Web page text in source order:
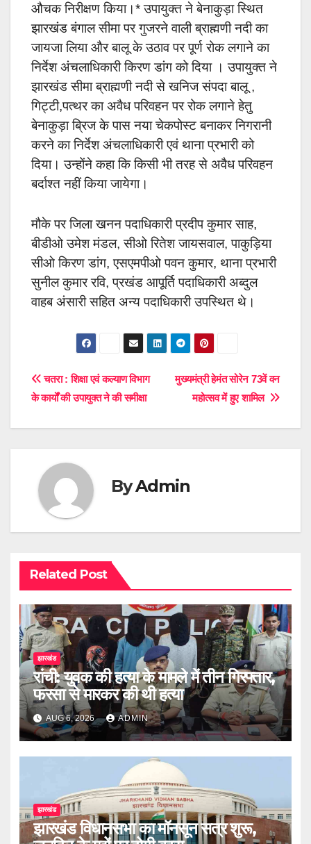
औचक निरीक्षण किया।* उपायुक्त ने बेनाकुड़ा स्थित
झारखंड बंगाल सीमा पर गुजरने वाली ब्राह्मणी नदी का
जायजा लिया और बालू के उठाव पर पूर्ण रोक लगाने का
निर्देश अंचलाधिकारी किरण डांग को दिया । उपायुक्त ने
झारखंड सीमा ब्राह्मणी नदी से खनिज संपदा बालू ,
गिट्टी,पत्थर का अवैध परिवहन पर रोक लगाने हेतु
बेनाकुड़ा ब्रिज के पास नया चेकपोस्ट बनाकर निगरानी
करने का निर्देश अंचलाधिकारी एवं थाना प्रभारी को
दिया। उन्होंने कहा कि किसी भी तरह से अवैध परिवहन
बर्दाश्त नहीं किया जायेगा।
मौके पर जिला खनन पदाधिकारी प्रदीप कुमार साह,
बीडीओ उमेश मंडल, सीओ रितेश जायसवाल, पाकुड़िया
सीओ किरण डांग, एसएमपीओ पवन कुमार, थाना प्रभारी
सुनील कुमार रवि, प्रखंड आपूर्ति पदाधिकारी अब्दुल
वाहब अंसारी सहित अन्य पदाधिकारी उपस्थित थे।
Post
navigation
मुख्यमंत्री हेमंत सोरेन 73वें वन
महोत्सव में हुए शामिल
चतरा : शिक्षा एवं कल्याण विभाग
के कार्यों की उपायुक्त ने की समीक्षा
ByAdmin
Related Post
झारखंड
रांची: युवक की हत्या के मामले में तीन गिरफ्तार,
फरसा से मारकर की थी हत्या
AUG 6, 2026 ADMIN
झारखंड
झारखंड विधानसभा का मॉनसून सत्र शुरू,